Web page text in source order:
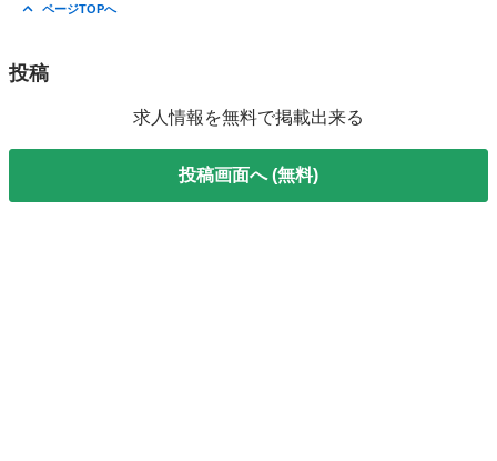
ページTOPへ
投稿
求人情報を無料で掲載出来る
投稿画面へ (無料)